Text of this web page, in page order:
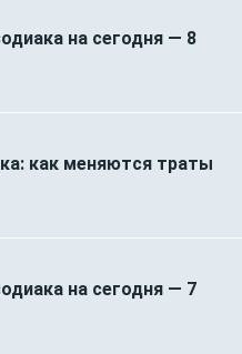
на сегодня — 8
как меняются траты
на сегодня — 7